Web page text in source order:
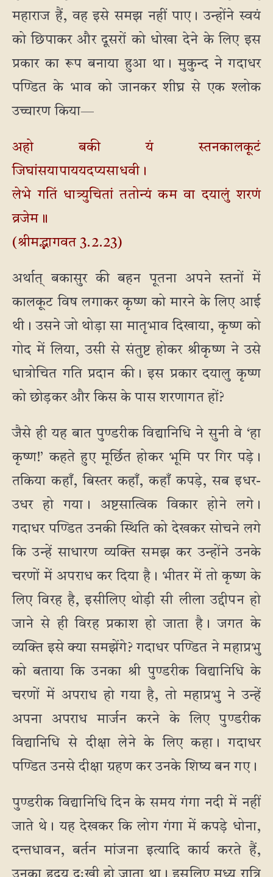
महाराज हैं, वह इसे समझ नहीं पाए। उन्होंने स्वयं
को छिपाकर और दूसरों को धोखा देने के लिए इस
प्रकार का रूप बनाया हुआ था। मुकुन्द ने गदाधर
पण्डित के भाव को जानकर शीघ्र से एक श्लोक
उच्चारण किया—
अहो बकी यं स्तनकालकूटं
जिघांसयापाययदप्यसाधवी।
लेभे गतिं धात्र्युचितां ततोन्यं कम वा दयालुं शरणं
व्रजेम॥
(श्रीमद्भागवत 3.2.23)
अर्थात् बकासुर की बहन पूतना अपने स्तनों में
कालकूट विष लगाकर कृष्ण को मारने के लिए आई
थी। उसने जो थोड़ा सा मातृभाव दिखाया, कृष्ण को
गोद में लिया, उसी से संतुष्ट होकर श्रीकृष्ण ने उसे
धात्रोचित गति प्रदान की। इस प्रकार दयालु कृष्ण
को छोड़कर और किस के पास शरणागत हों?
जैसे ही यह बात पुण्डरीक विद्यानिधि ने सुनी वे ‘हा
कृष्ण!’ कहते हुए मूर्छित होकर भूमि पर गिर पड़े।
तकिया कहाँ, बिस्तर कहाँ, कहाँ कपड़े, सब इधर-
उधर हो गया। अष्टसात्विक विकार होने लगे।
गदाधर पण्डित उनकी स्थिति को देखकर सोचने लगे
कि उन्हें साधारण व्यक्ति समझ कर उन्होंने उनके
चरणों में अपराध कर दिया है। भीतर में तो कृष्ण के
लिए विरह है, इसीलिए थोड़ी सी लीला उद्दीपन हो
जाने से ही विरह प्रकाश हो जाता है। जगत के
व्यक्ति इसे क्या समझेंगे? गदाधर पण्डित ने महाप्रभु
को बताया कि उनका श्री पुण्डरीक विद्यानिधि के
चरणों में अपराध हो गया है, तो महाप्रभु ने उन्हें
अपना अपराध मार्जन करने के लिए पुण्डरीक
विद्यानिधि से दीक्षा लेने के लिए कहा। गदाधर
पण्डित उनसे दीक्षा ग्रहण कर उनके शिष्य बन गए।
पुण्डरीक विद्यानिधि दिन के समय गंगा नदी में नहीं
जाते थे। यह देखकर कि लोग गंगा में कपड़े धोना,
दन्तधावन, बर्तन मांजना इत्यादि कार्य करते हैं,